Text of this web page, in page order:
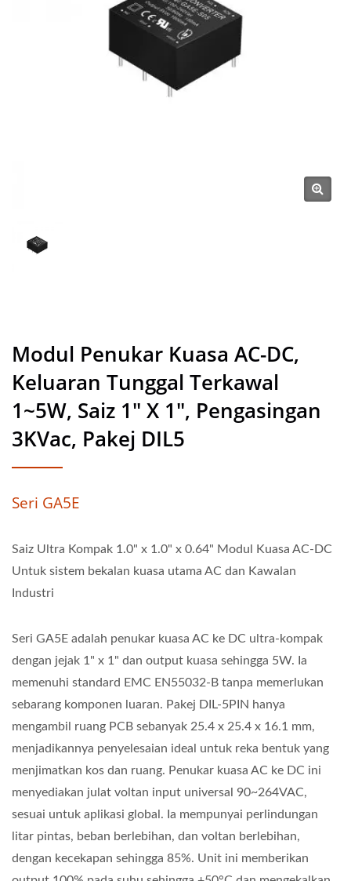
SCIENTIFIC CO., LTD.
Modul Penukar Kuasa AC-DC,
Keluaran Tunggal Terkawal
1~5W, Saiz 1" X 1", Pengasingan
3KVac, Pakej DIL5
Seri GA5E
Saiz Ultra Kompak 1.0" x 1.0" x 0.64" Modul Kuasa AC-DC
Untuk sistem bekalan kuasa utama AC dan Kawalan
Industri
Seri GA5E adalah penukar kuasa AC ke DC ultra-kompak
dengan jejak 1" x 1" dan output kuasa sehingga 5W. Ia
memenuhi standard EMC EN55032-B tanpa memerlukan
sebarang komponen luaran. Pakej DIL-5PIN hanya
mengambil ruang PCB sebanyak 25.4 x 25.4 x 16.1 mm,
menjadikannya penyelesaian ideal untuk reka bentuk yang
menjimatkan kos dan ruang. Penukar kuasa AC ke DC ini
menyediakan julat voltan input universal 90~264VAC,
sesuai untuk aplikasi global. Ia mempunyai perlindungan
litar pintas, beban berlebihan, dan voltan berlebihan,
dengan kecekapan sehingga 85%. Unit ini memberikan